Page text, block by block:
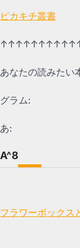
ピカキチ叢書
あなたの読みたい
グラム:
あ:
A^8
フラワーボックス